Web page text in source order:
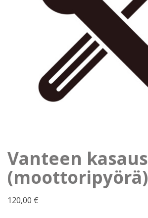
Vanteen kasaus
(moottoripyörä)
120,00 €